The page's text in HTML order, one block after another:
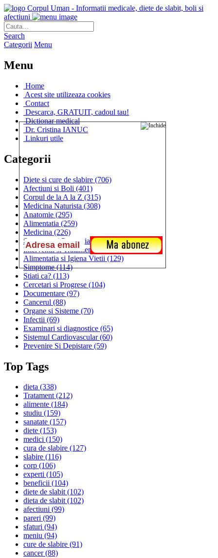
Corpul Uman - Informatii medicale, diete de slabit, boli si
afectiuni
Search
Categorii Menu
Menu
Home
Acest site utilizeaza cookies
Contact
Descarca, GRATUIT, cadoul tau!
Dictionar medical
Dr. Cristina IANUC
Linkuri utile
Categorii
Diete si cure de slabire (706)
Afectiuni si Boli (401)
Corpul de la A la Z (315)
Medicina Naturista (308)
Anatomie (295)
Alimentatia (259)
Medicina (226)
Sanatatea si Preventia(170)
Interventii si Tratamente(167)
Alimentatia si Igiena Vietii (129)
Simptome(114)
Stiati ca? (113)
Cercetari si Progrese (104)
Documentare (97)
Cancerul (88)
Organe si Sisteme (70)
Infectii (69)
Examinari si diagnostice (65)
Sistemul Cardiovascular(60)
Prevenire Si Depistare (59)
Top Tags
dieta (338)
Tratament(212)
alimente (184)
studiu (159)
sanatate (157)
diete (153)
medici (150)
cura de slabire (127)
slabire (116)
corp (106)
experti (105)
beneficii (104)
diete de slabit(102)
dieta de slabit(102)
afectiuni (99)
pareri (99)
sfaturi (94)
meniu (94)
cure de slabire (91)
cancer(88)